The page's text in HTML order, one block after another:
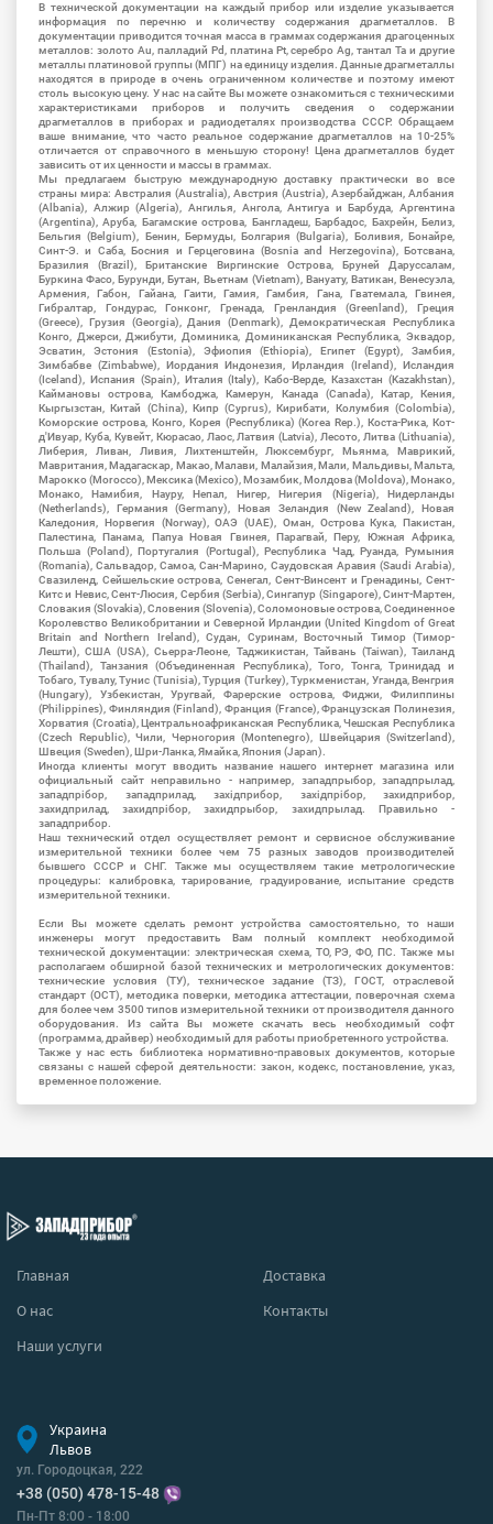
В технической документации на каждый прибор или изделие указывается
информация по перечню и количеству содержания драгметаллов. В
документации приводится точная масса в граммах содержания драгоценных
металлов: золото Au, палладий Pd, платина Pt, серебро Ag, тантал Ta и другие
металлы платиновой группы (МПГ) на единицу изделия. Данные драгметаллы
находятся в природе в очень ограниченном количестве и поэтому имеют
столь высокую цену. У нас на сайте Вы можете ознакомиться с техническими
характеристиками приборов и получить сведения о содержании
драгметаллов в приборах и радиодеталях производства СССР. Обращаем
ваше внимание, что часто реальное содержание драгметаллов на 10-25%
отличается от справочного в меньшую сторону! Цена драгметаллов будет
зависить от их ценности и массы в граммах.
Мы предлагаем быструю международную доставку практически во все
страны мира: Австралия (Australia), Австрия (Austria), Азербайджан, Албания
(Albania), Алжир (Algeria), Ангилья, Ангола, Антигуа и Барбуда, Аргентина
(Argentina), Аруба, Багамские острова, Бангладеш, Барбадос, Бахрейн, Белиз,
Бельгия (Belgium), Бенин, Бермуды, Болгария (Bulgaria), Боливия, Бонайре,
Синт-Э. и Саба, Босния и Герцеговина (Bosnia and Herzegovina), Ботсвана,
Бразилия (Brazil), Британские Виргинские Острова, Бруней Даруссалам,
Буркина Фасо, Бурунди, Бутан, Вьетнам (Vietnam), Вануату, Ватикан, Венесуэла,
Армения, Габон, Гайана, Гаити, Гамия, Гамбия, Гана, Гватемала, Гвинея,
Гибралтар, Гондурас, Гонконг, Гренада, Гренландия (Greenland), Греция
(Greece), Грузия (Georgia), Дания (Denmark), Демократическая Республика
Конго, Джерси, Джибути, Доминика, Доминиканская Республика, Эквадор,
Эсватин, Эстония (Estonia), Эфиопия (Ethiopia), Египет (Egypt), Замбия,
Зимбабве (Zimbabwe), Иордания Индонезия, Ирландия (Ireland), Исландия
(Iceland), Испания (Spain), Италия (Italy), Кабо-Верде, Казахстан (Kazakhstan),
Каймановы острова, Камбоджа, Камерун, Канада (Canada), Катар, Кения,
Кыргызстан, Китай (China), Кипр (Cyprus), Кирибати, Колумбия (Colombia),
Коморские острова, Конго, Корея (Республика) (Korea Rep.), Коста-Рика, Кот-
д'Ивуар, Куба, Кувейт, Кюрасао, Лаос, Латвия (Latvia), Лесото, Литва (Lithuania),
Либерия, Ливан, Ливия, Лихтенштейн, Люксембург, Мьянма, Маврикий,
Мавритания, Мадагаскар, Макао, Малави, Малайзия, Мали, Мальдивы, Мальта,
Марокко (Morocco), Мексика (Mexico), Мозамбик, Молдова (Moldova), Монако,
Монако, Намибия, Науру, Непал, Нигер, Нигерия (Nigeria), Нидерланды
(Netherlands), Германия (Germany), Новая Зеландия (New Zealand), Новая
Каледония, Норвегия (Norway), ОАЭ (UAE), Оман, Острова Кука, Пакистан,
Палестина, Панама, Папуа Новая Гвинея, Парагвай, Перу, Южная Африка,
Польша (Poland), Португалия (Portugal), Республика Чад, Руанда, Румыния
(Romania), Сальвадор, Самоа, Сан-Марино, Саудовская Аравия (Saudi Arabia),
Свазиленд, Сейшельские острова, Сенегал, Сент-Винсент и Гренадины, Сент-
Китс и Невис, Сент-Люсия, Сербия (Serbia), Сингапур (Singapore), Синт-Мартен,
Словакия (Slovakia), Словения (Slovenia), Соломоновые острова, Соединенное
Королевство Великобритании и Северной Ирландии (United Kingdom of Great
Britain and Northern Ireland), Судан, Суринам, Восточный Тимор (Тимор-
Лешти), США (USA), Сьерра-Леоне, Таджикистан, Тайвань (Taiwan), Таиланд
(Thailand), Танзания (Объединенная Республика), Того, Тонга, Тринидад и
Тобаго, Тувалу, Тунис (Tunisia), Турция (Turkey), Туркменистан, Уганда, Венгрия
(Hungary), Узбекистан, Уругвай, Фарерские острова, Фиджи, Филиппины
(Philippines), Финляндия (Finland), Франция (France), Французская Полинезия,
Хорватия (Croatia), Центральноафриканская Республика, Чешская Республика
(Czech Republic), Чили, Черногория (Montenegro), Швейцария (Switzerland),
Швеция (Sweden), Шри-Ланка, Ямайка, Япония (Japan).
Иногда клиенты могут вводить название нашего интернет магазина или
официальный сайт неправильно - например, западпрыбор, западпрылад,
западпрібор, западприлад, західприбор, західпрібор, захидприбор,
захидприлад, захидпрібор, захидпрыбор, захидпрылад. Правильно -
западприбор.
Наш технический отдел осуществляет ремонт и сервисное обслуживание
измерительной техники более чем 75 разных заводов производителей
бывшего СССР и СНГ. Также мы осуществляем такие метрологические
процедуры: калибровка, тарирование, градуирование, испытание средств
измерительной техники.
Если Вы можете сделать ремонт устройства самостоятельно, то наши
инженеры могут предоставить Вам полный комплект необходимой
технической документации: электрическая схема, ТО, РЭ, ФО, ПС. Также мы
располагаем обширной базой технических и метрологических документов:
технические условия (ТУ), техническое задание (ТЗ), ГОСТ, отраслевой
стандарт (ОСТ), методика поверки, методика аттестации, поверочная схема
для более чем 3500 типов измерительной техники от производителя данного
оборудования. Из сайта Вы можете скачать весь необходимый софт
(программа, драйвер) необходимый для работы приобретенного устройства.
Также у нас есть библиотека нормативно-правовых документов, которые
связаны с нашей сферой деятельности: закон, кодекс, постановление, указ,
временное положение.
Главная
Доставка
О нас
Контакты
Наши услуги
Украина
Львов
ул. Городоцкая, 222
+38 (050) 478-15-48
Пн-Пт 8:00 - 18:00